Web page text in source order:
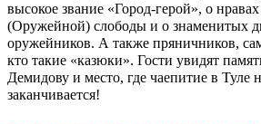
высокое звание «Город-герой», о
(Оружейной) слободы и о знаменитых
оружейников. А также пряничников,
кто такие «казюки». Гости увидят
Демидову и место, где чаепитие в Туле
заканчивается!